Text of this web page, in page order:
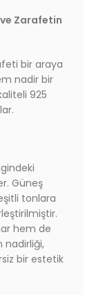
Zarafetin
bir araya
nadir bir
925
Güneş
tonlara
hem de
nadirliği,
bir estetik